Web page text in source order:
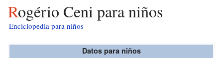
Rogério Ceni para niños
Enciclopedia para niños
Datos para niños